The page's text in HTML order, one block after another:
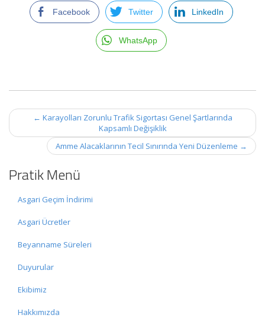
Facebook Twitter LinkedIn
WhatsApp
Post
navigation
← Karayolları Zorunlu Trafik Sigortası Genel Şartlarında
Kapsamlı Değişiklik
Amme Alacaklarının Tecil Sınırında Yeni Düzenleme →
Pratik Menü
Asgari Geçim İndirimi
Asgari Ücretler
Beyanname Süreleri
Duyurular
Ekibimiz
Hakkımızda